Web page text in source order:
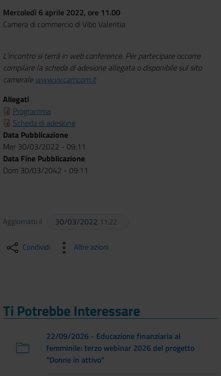
Mercoledì 6 aprile 2022, ore 11.00
Camera di commercio di Vibo Valentia
L’incontro si terrà in web conference. Per partecipare occorre
compilare la scheda di adesione allegata o disponibile sul sito
camerale www.vv.camcom.it
Allegati
Programma
Scheda di adesione
Data Pubblicazione
Mer 30/03/2022 - 09:11
Data Fine Pubblicazione
Dom 30/03/2042 - 09:11
Aggiornato il 30/03/2022 11:22
Condividi Altre azioni
Ti Potrebbe Interessare
22/09/2026 - Educazione finanziaria al
femminile: terzo webinar 2026 del progetto
"Donne in attivo"